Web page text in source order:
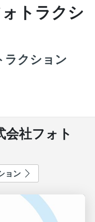
トラクシ
ラクション
社フォト
ョン